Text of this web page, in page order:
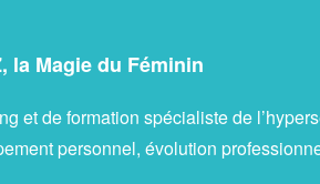
la Magie du Féminin
et de formation spécialiste de
personnel, évolution